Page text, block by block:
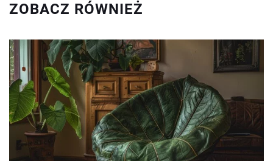
ZOBACZ RÓWNIEŻ